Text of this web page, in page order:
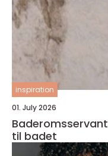
inspiration
01. July 2026
Baderomsservant slik velger du riktig servant
til badet